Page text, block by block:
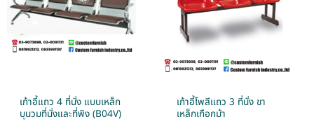
เก้าอี้แถว 4 ที่นั่ง แบบเหล็ก
บุนวมที่นั่งและที่พิง (B04V)
เก้าอี้โพลีแถว 3 ที่นั่ง ขา
เหล็กเกือกม้า